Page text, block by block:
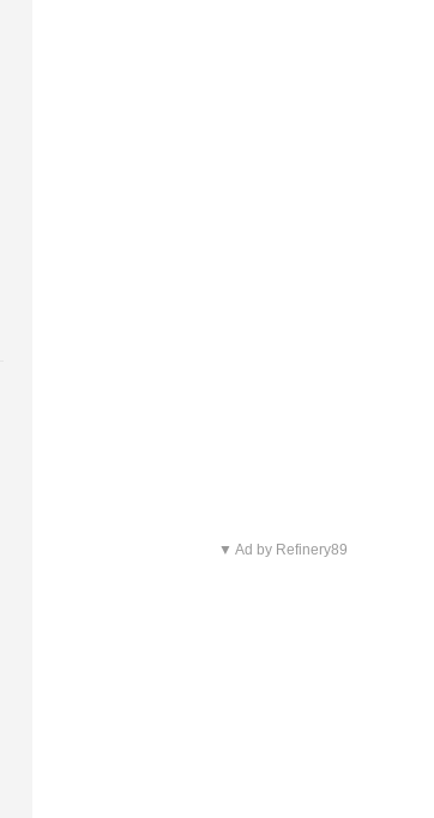
▼ Ad by Refinery89